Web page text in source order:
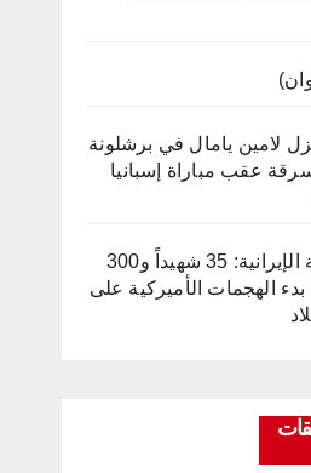
لامين يامال في برشلونة
عقب مباراة إسبانيا
الصحة الإيرانية: 35 شهيداً و300
الهجمات الأميركية على